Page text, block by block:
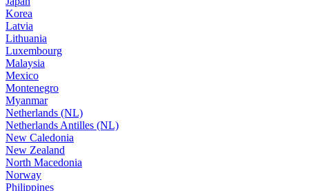
Korea
Latvia
Lithuania
Luxembourg
Malaysia
Mexico
Montenegro
Myanmar
Netherlands (NL)
Netherlands Antilles (NL)
New Caledonia
New Zealand
North Macedonia
Norway
Philippines